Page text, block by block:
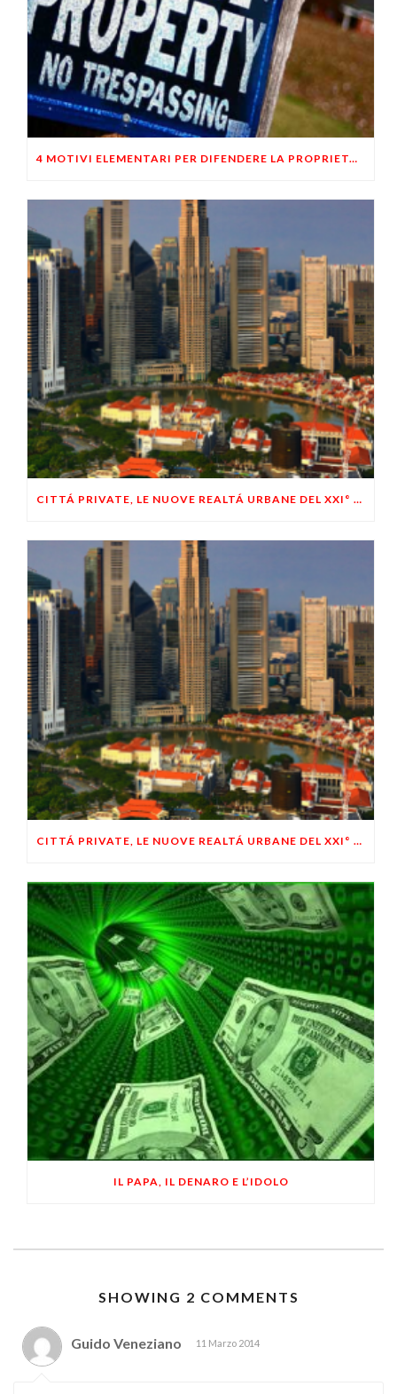
4 MOTIVI ELEMENTARI PER DIFENDERE LA PROPRIETÀ PRIVATA
CITTÁ PRIVATE, LE NUOVE REALTÁ URBANE DEL XXI° SECOLO (2° PARTE)
CITTÁ PRIVATE, LE NUOVE REALTÁ URBANE DEL XXI° SECOLO (1° PARTE)
IL PAPA, IL DENARO E L’IDOLO
SHOWING 2 COMMENTS
Guido Veneziano 11 Marzo 2014